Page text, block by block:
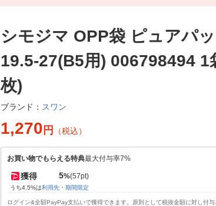
シモジマ OPP袋 ピュアパ
19.5-27(B5用) 006798494 1
枚)
ブランド： スワン
1,270 円 （税込）
お買い物でもらえる特典最大付与率7%
獲得 5%(57pt)
うち4.5%は利用先・期間限定
ログイン&全額PayPay支払いで獲得できます。原則として税抜金額に対し付与